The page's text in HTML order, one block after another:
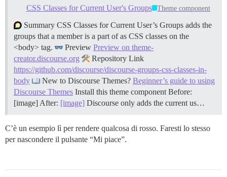
CSS Classes for Current User's Groups Theme component
Summary CSS Classes for Current User’s Groups adds the
groups that a member is a part of as CSS classes on the
<body> tag.
Preview Preview on theme-
creator.discourse.org
Repository Link
https://github.com/discourse/discourse-groups-css-classes-in-
body
New to Discourse Themes? Beginner’s guide to using
Discourse Themes Install this theme component Before:
[image] After: [image] Discourse only adds the current us…
C’è un esempio lì per rendere qualcosa di rosso. Faresti lo stesso
per nascondere il pulsante “Mi piace”.